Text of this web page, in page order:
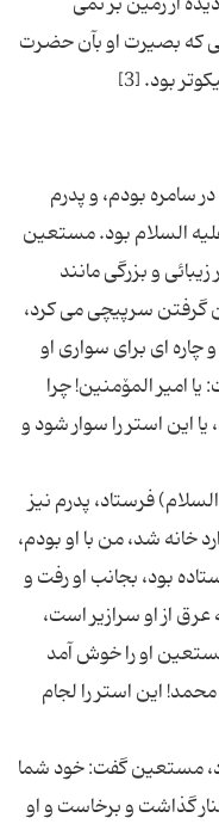
كه بصیرت او بآن حضرت
سامره بودم، و پدرم
السلام بود. مستعین
و بزرگى مانند
گرفتن سرپیچى می كرد،
اى براى سوارى او
امیر المۆمنین! چرا
این استر را سوار شود و
فرستاد، پدرم نیز
خانه شد، من با او بودم،
بود، بجانب او رفت و
از او سرازیر است،
او را خوش آمد
این استر را لجام
مستعین گفت: خود شما
گذاشت و برخاست و او